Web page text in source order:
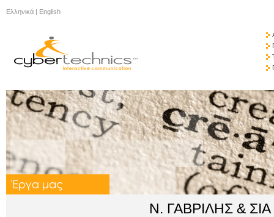
Ελληνικά | English
Ν. ΓΑΒΡΙΛΗΣ &